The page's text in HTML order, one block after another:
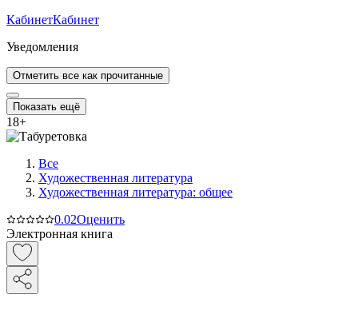
КабинетКабинет
Уведомления
Отметить все как прочитанные
Показать ещё
18+
Все
Художественная литература
Художественная литература: общее
0.02Оценить
Электронная книга